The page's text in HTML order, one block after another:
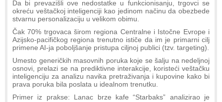
Da bi prevazišli ove nedostatke u funkcionisanju, trgovci se
okreću veštačkoj inteligenciji kao jedinom načinu da obezbede
stvarnu personalizaciju u velikom obimu.
Čak 70% trgovaca širom regiona Centralne i Istočne Evrope i
Azijsko-pacifičkog regiona trenutno ističe da im je primarni cilj
primene AI-ja poboljšanje pristupa ciljnoj publici (tzv. targeting).
Umesto generičkih masovnih poruka koje se šalju na nedeljnoj
osnovi, prelazi se na prediktivne interakcije, koristeći veštačku
inteligenciju za analizu navika pretraživanja i kupovine kako bi
prava poruka bila poslata u idealnom trenutku.
Primer iz prakse: Lanac brze kafe “Starbaks” analizirao je